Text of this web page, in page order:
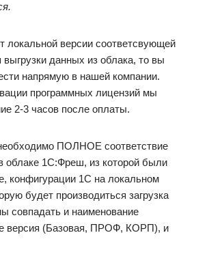
локальной версии соответсвующей
данных из облака, то вы
напрямую в нашей компании.
программных лицензий мы
2-3 часов после оплаты.
ПОЛНОЕ соответствие
облаке 1С:Фреш, из которой были
конфигурации 1С на локальном
будет производиться загрузка
совпадать и наименование
версия (Базовая, ПРОФ, КОРП), и